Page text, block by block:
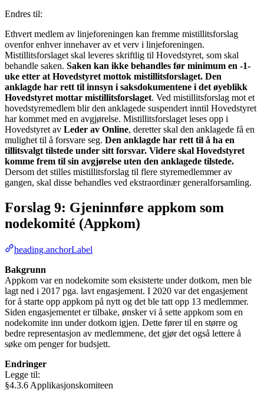
Endres til:
Ethvert medlem av linjeforeningen kan fremme mistillitsforslag
ovenfor enhver innehaver av et verv i linjeforeningen.
Mistillitsforslaget skal leveres skriftlig til Hovedstyret, som skal
behandle saken. Saken kan ikke behandles før minimum en -1-
uke etter at Hovedstyret mottok mistillitsforslaget. Den
anklagde har rett til innsyn i saksdokumentene i det øyeblikk
Hovedstyret mottar mistillitsforslaget. Ved mistillitsforslag mot et
hovedstyremedlem blir den anklagede suspendert inntil Hovedstyret
har kommet med en avgjørelse. Mistillitsforslaget leses opp i
Hovedstyret av Leder av Online, deretter skal den anklagede få en
mulighet til å forsvare seg. Den anklagde har rett til å ha en
tillitsvalgt tilstede under sitt forsvar. Videre skal Hovedstyret
komme frem til sin avgjørelse uten den anklagede tilstede.
Dersom det stilles mistillitsforslag til flere styremedlemmer av
gangen, skal disse behandles ved ekstraordinær generalforsamling.
Forslag 9: Gjeninnføre appkom som
nodekomité (Appkom)
heading.anchorLabel
Bakgrunn
Appkom var en nodekomite som eksisterte under dotkom, men ble
lagt ned i 2017 pga. lavt engasjement. I 2020 var det engasjement
for å starte opp appkom på nytt og det ble tatt opp 13 medlemmer.
Siden engasjementet er tilbake, ønsker vi å sette appkom som en
nodekomite inn under dotkom igjen. Dette fører til en større og
bedre representasjon av medlemmene, det gjør det også lettere å
søke om penger for budsjett.
Endringer
Legge til:
§4.3.6 Applikasjonskomiteen